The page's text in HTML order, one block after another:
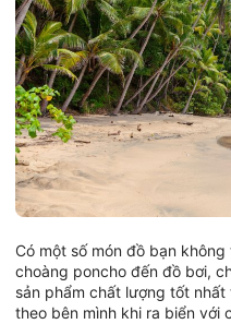
Có một số món đồ bạn
choàng poncho đến đồ bơi,
sản phẩm chất lượng tốt
theo bên mình khi ra biển với